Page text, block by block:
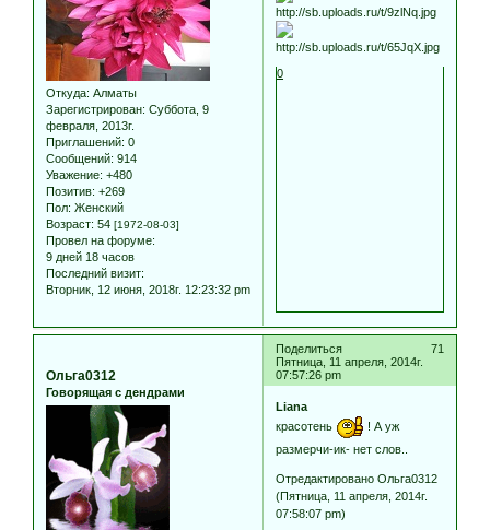
Откуда: Алматы
Зарегистрирован: Суббота, 9
февраля, 2013г.
Приглашений: 0
Сообщений: 914
Уважение: +480
Позитив: +269
Пол: Женский
Возраст: 54 [1972-08-03]
Провел на форуме:
9 дней 18 часов
Последний визит:
Вторник, 12 июня, 2018г. 12:23:32 pm
0
Поделиться
71
Пятница, 11 апреля, 2014г.
07:57:26 pm
Ольга0312
Говорящая с дендрами
Liana
красотень
! А уж
размерчи-ик- нет слов..
Отредактировано Ольга0312
(Пятница, 11 апреля, 2014г.
07:58:07 pm)